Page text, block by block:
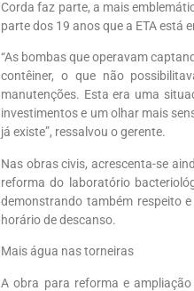
Corda faz parte, a mais
parte dos 19 anos que a ETA está
“As bombas que operavam
contêiner, o que não
manutenções. Esta era uma
investimentos e um olhar mais
já existe”, ressalvou o gerente.
Nas obras civis, acrescenta-se
reforma do laboratório
demonstrando também respeito
horário de descanso.
Mais água nas torneiras
A obra para reforma e